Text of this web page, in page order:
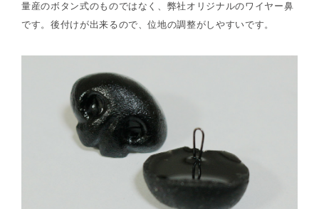
量産のボタン式のものではなく、弊社オリジナルのワイヤー鼻
です。後付けが出来るので、位地の調整がしやすいです。